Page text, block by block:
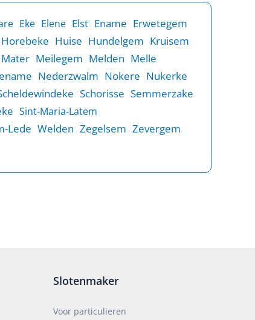
Eke Elene Elst Ename Erwetegem
Horebeke Huise Hundelgem Kruisem
Mater Meilegem Melden Melle
Nederzwalm Nokere Nukerke
Schorisse Semmerzake
Sint-Maria-Latem
Lede Welden Zegelsem Zevergem
Slotenmaker
Voor particulieren